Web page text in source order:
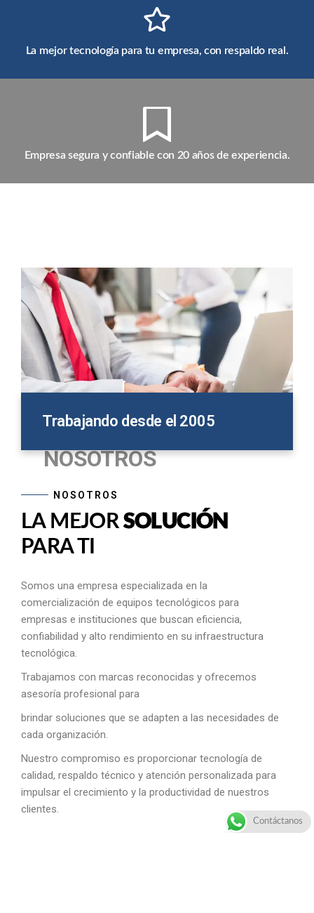
La mejor tecnología para tu empresa, con respaldo real.
Empresa segura y confiable con 20 años de experiencia.
NOSOTROS
Trabajando desde el 2005
NOSOTROS
LA MEJOR SOLUCIÓN
PARA TI
Somos una empresa especializada en la
comercialización de equipos tecnológicos para
empresas e instituciones que buscan eficiencia,
confiabilidad y alto rendimiento en su infraestructura
tecnológica.
Trabajamos con marcas reconocidas y ofrecemos
asesoría profesional para
brindar soluciones que se adapten a las necesidades de
cada organización.
Nuestro compromiso es proporcionar tecnología de
calidad, respaldo técnico y atención personalizada para
impulsar el crecimiento y la productividad de nuestros
clientes.